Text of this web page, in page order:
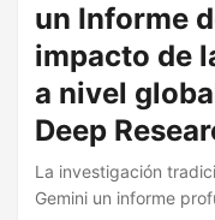
un Informe
impacto de
a nivel
Deep
La investigación
Gemini un informe